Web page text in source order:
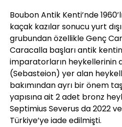
Boubon Antik Kenti’nde
kaçak kazılar sonucu yurt
grubundan özellikle Genç
Caracalla başları antik
imparatorların heykellerinin
(Sebasteion) yer alan
bakımından ayrı bir önem
yapısına ait 2 adet bronz
Septimius Severus da 2022
Türkiye’ye iade edilmişti.